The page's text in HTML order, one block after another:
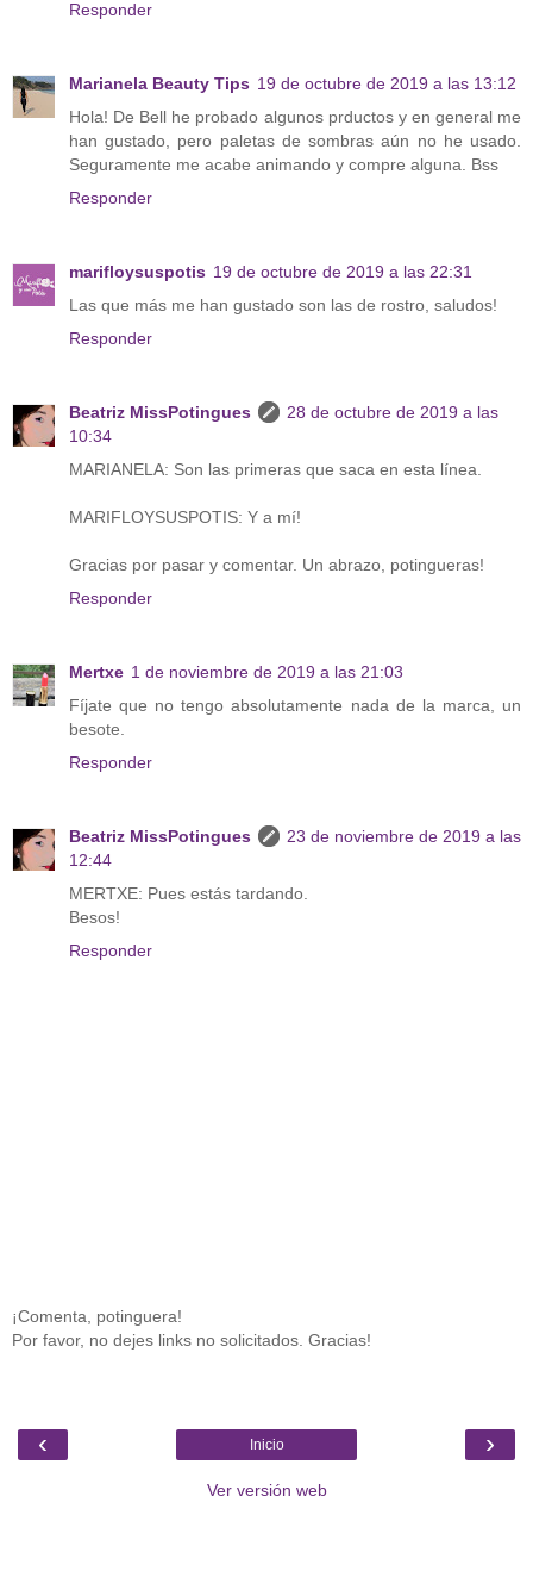
Responder
Marianela Beauty Tips 19 de octubre de 2019 a las 13:12
Hola! De Bell he probado algunos prductos y en general me
han gustado, pero paletas de sombras aún no he usado.
Seguramente me acabe animando y compre alguna. Bss
Responder
marifloysuspotis 19 de octubre de 2019 a las 22:31
Las que más me han gustado son las de rostro, saludos!
Responder
Beatriz MissPotingues
28 de octubre de 2019 a las
10:34
MARIANELA: Son las primeras que saca en esta línea.
MARIFLOYSUSPOTIS: Y a mí!
Gracias por pasar y comentar. Un abrazo, potingueras!
Responder
Mertxe 1 de noviembre de 2019 a las 21:03
Fíjate que no tengo absolutamente nada de la marca, un
besote.
Responder
Beatriz MissPotingues
23 de noviembre de 2019 a las
12:44
MERTXE: Pues estás tardando.
Besos!
Responder
¡Comenta, potinguera!
Por favor, no dejes links no solicitados. Gracias!
‹ ›
Inicio
Ver versión web